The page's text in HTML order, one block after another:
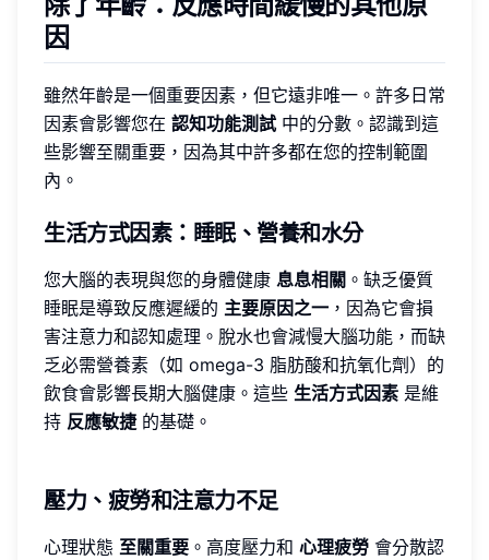
因
雖然年齡是一個重要因素，但它遠非唯一。許多日常
因素會影響您在 認知功能測試中的分數。認識到這
些影響至關重要，因為其中許多都在您的控制範圍
內。
生活方式因素：睡眠、營養和水分
您大腦的表現與您的身體健康 息息相關 。缺乏優質
睡眠是導致反應遲緩的 主要原因之一 ，因為它會損
害注意力和認知處理。脫水也會減慢大腦功能，而缺
乏必需營養素（如 omega-3 脂肪酸和抗氧化劑）的
飲食會影響長期大腦健康。這些 生活方式因素 是維
持 反應敏捷的基礎。
壓力、疲勞和注意力不足
心理狀態 至關重要 。高度壓力和 心理疲勞 會分散認